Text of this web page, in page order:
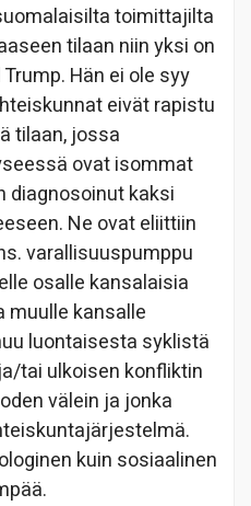
toimittajilta
tilaan niin yksi on
Hän ei ole syy
eivät rapistu
tilaan, jossa
ovat isommat
diagnosoinut kaksi
Ne ovat eliittiin
varallisuuspumppu
osalle kansalaisia
muulle kansalle
luontaisesta syklistä
tai ulkoisen konfliktin
välein ja jonka
kuin sosiaalinen